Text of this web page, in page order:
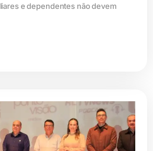
e dependentes não devem